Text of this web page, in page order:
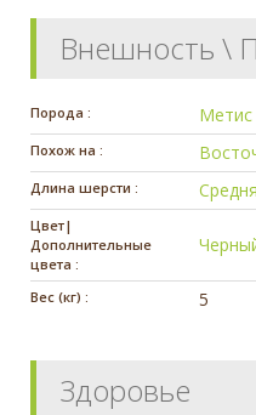
Внешность \
Порода : Метис
Похож на :
Длина шерсти :
Цвет|
Дополнительные
цвета :
Вес (кг) : 5
Здоровье